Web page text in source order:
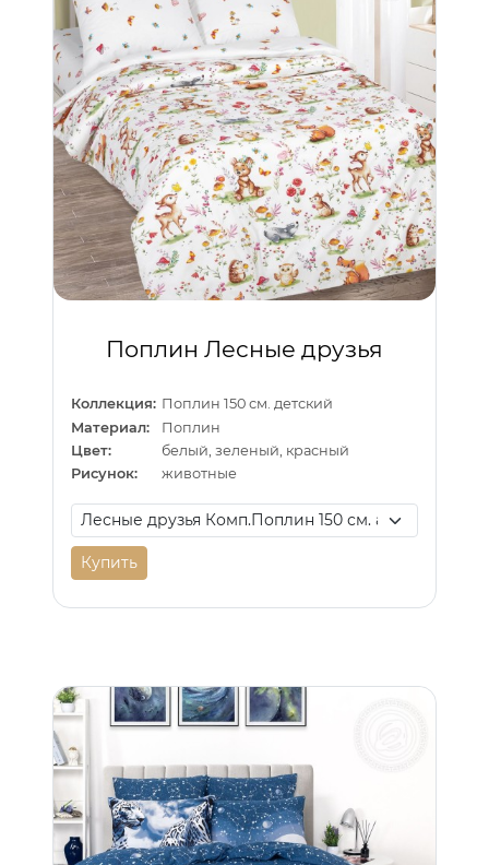
Поплин Лесные друзья
Коллекция: Поплин 150 см. детский
Материал:
Поплин
Цвет:
белый, зеленый, красный
Рисунок:
животные
Купить